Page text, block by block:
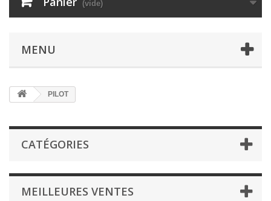
(vide)
MENU
PILOT
CATÉGORIES
MEILLEURES VENTES